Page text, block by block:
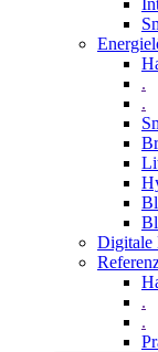
.
.
Digitale
.
.